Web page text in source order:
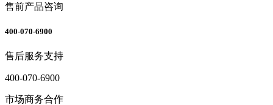
售前产品咨询
400-070-6900
售后服务支持
400-070-6900
市场商务合作